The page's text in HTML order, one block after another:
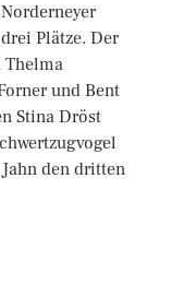
Plätze. Der
Thelma
und Bent
Stina Dröst
den dritten